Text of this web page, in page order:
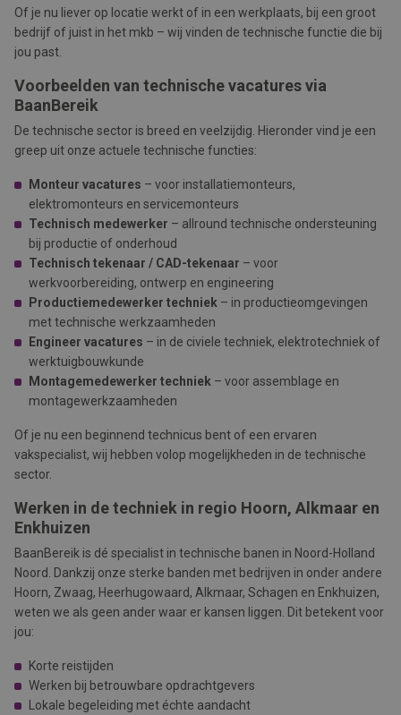
Of je nu liever op locatie werkt of in een werkplaats, bij een groot
bedrijf of juist in het mkb – wij vinden de technische functie die bij
jou past.
Voorbeelden van technische vacatures via
BaanBereik
De technische sector is breed en veelzijdig. Hieronder vind je een
greep uit onze actuele technische functies:
Monteur vacatures – voor installatiemonteurs,
elektromonteurs en servicemonteurs
Technisch medewerker – allround technische ondersteuning
bij productie of onderhoud
Technisch tekenaar / CAD-tekenaar – voor
werkvoorbereiding, ontwerp en engineering
Productiemedewerker techniek – in productieomgevingen
met technische werkzaamheden
Engineer vacatures – in de civiele techniek, elektrotechniek of
werktuigbouwkunde
Montagemedewerker techniek – voor assemblage en
montagewerkzaamheden
Of je nu een beginnend technicus bent of een ervaren
vakspecialist, wij hebben volop mogelijkheden in de technische
sector.
Werken in de techniek in regio Hoorn, Alkmaar en
Enkhuizen
BaanBereik is dé specialist in technische banen in Noord-Holland
Noord. Dankzij onze sterke banden met bedrijven in onder andere
Hoorn, Zwaag, Heerhugowaard, Alkmaar, Schagen en Enkhuizen,
weten we als geen ander waar er kansen liggen. Dit betekent voor
jou:
Korte reistijden
Werken bij betrouwbare opdrachtgevers
Lokale begeleiding met échte aandacht